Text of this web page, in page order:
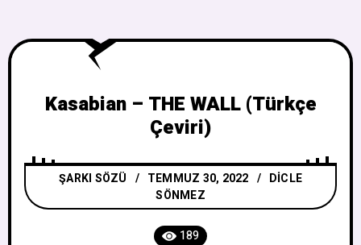
Kasabian – THE WALL (Türkçe
Çeviri)
ŞARKI SÖZÜ TEMMUZ 30, 2022
DICLE
SÖNMEZ
189